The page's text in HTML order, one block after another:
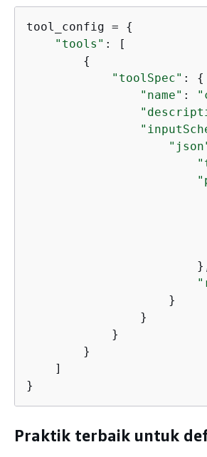
tool_config = {
"tools" : [
{
"toolSpec" : {
"name" :
                    }
                }
            }
        }
    ]
}
Praktik terbaik untuk